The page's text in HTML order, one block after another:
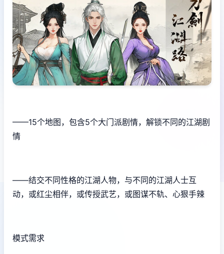
——15个地图，包含5个大门派剧情，解锁不同的江湖剧
情
——结交不同性格的江湖人物，与不同的江湖人士互
动，或红尘相伴，或传授武艺，或图谋不轨、心狠手辣
模式需求